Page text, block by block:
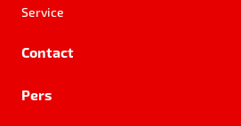
Service
Contact
Pers